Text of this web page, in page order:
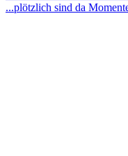
...plötzlich sind da